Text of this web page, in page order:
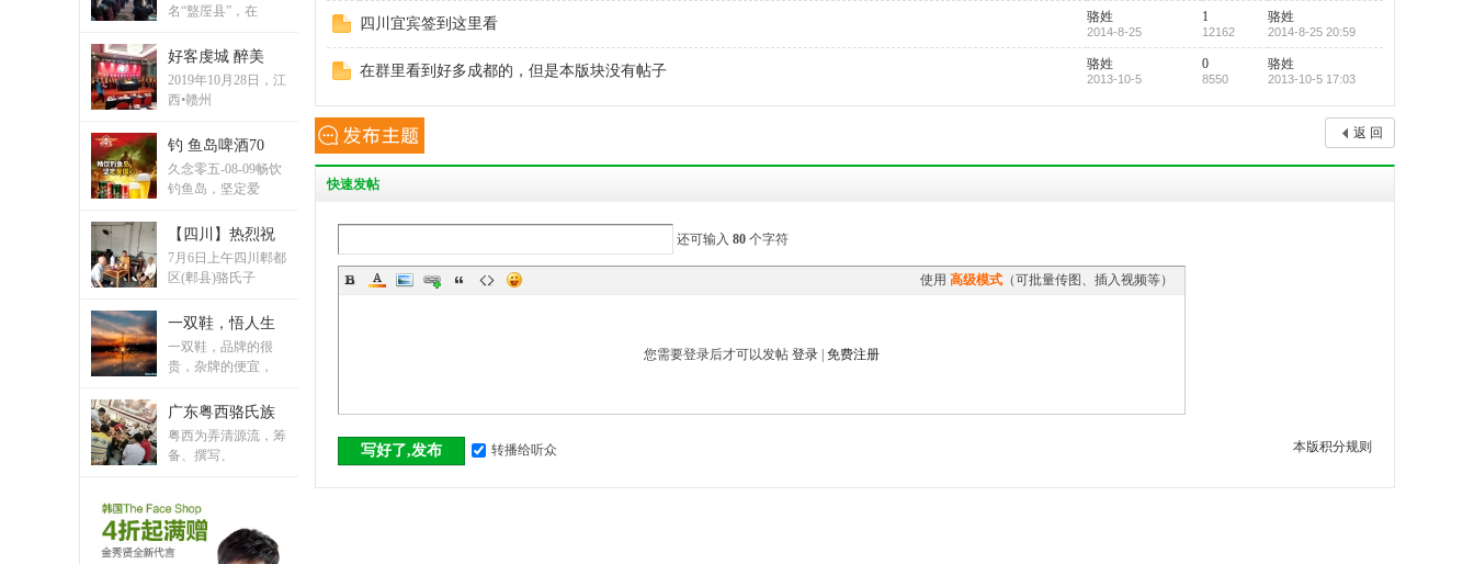
区
论
名“盩厔县”，在
好客虔城 醉美
2019年10月28日，江
西•赣州
钓 鱼岛啤酒70
久念零五-08-09畅饮
钓鱼岛，坚定爱
【四川】热烈祝
7月6日上午四川郫都
区(郫县)骆氏子
一双鞋，悟人生
一双鞋，品牌的很
贵，杂牌的便宜，
广东粤西骆氏族
粤西为弄清源流，筹
备、撰写、
四川宜宾签到这里看 骆姓
2014-8-25
1
12162
骆姓
2014-8-25 20:59
在群里看到好多成都的，但是本版块没有帖子 骆姓
2013-10-5
0
8550
骆姓
2013-10-5 17:03
返 回
快速发帖
还可输入 80 个字符
使用 高级模式 （可批量传图、插入视频等）
您需要登录后才可以发帖 登录 免费注册
本版积分规则
写好了,发布 转播给听众